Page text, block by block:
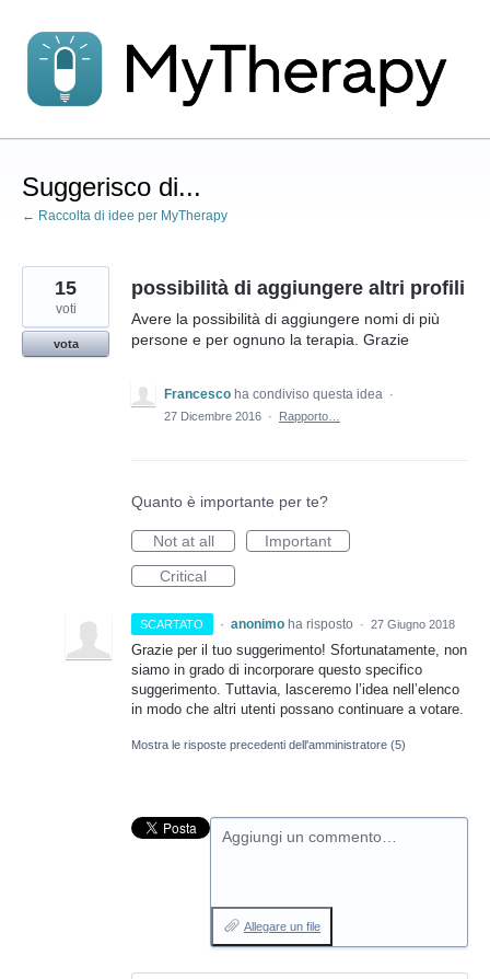
al
contenuto
Suggerisco di...
← Raccolta di idee per MyTherapy
possibilità di aggiungere altri profili
Avere la possibilità di aggiungere nomi di più
persone e per ognuno la terapia. Grazie
15
voti
vota
Francesco ha condiviso questa idea ·
27 Dicembre 2016 · Rapporto…
Quanto è importante per te?
Not at all
Important
Critical
SCARTATO · anonimo ha risposto · 27 Giugno 2018
Grazie per il tuo suggerimento! Sfortunatamente, non
siamo in grado di incorporare questo specifico
suggerimento. Tuttavia, lasceremo l’idea nell’elenco
in modo che altri utenti possano continuare a votare.
Mostra le risposte precedenti dell'amministratore (5)
Aggiungi un commento…
Allegare un file